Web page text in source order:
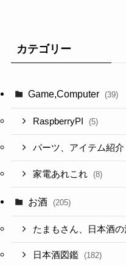
カテゴリー
Game,Computer (39)
RaspberryPI (5)
パーツ、アイテム紹介
家電あれこれ (8)
お酒 (205)
たまもさん、日本酒
日本酒図鑑 (182)